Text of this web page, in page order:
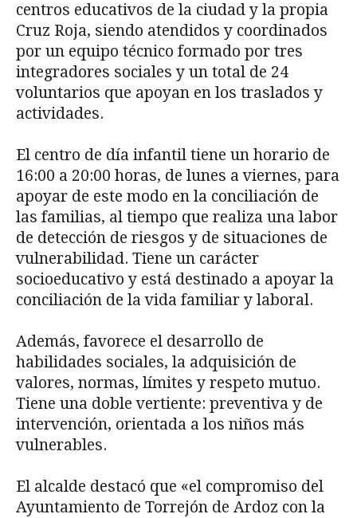
centros educativos de la ciudad y la propia
Cruz Roja, siendo atendidos y coordinados
por un equipo técnico formado por tres
integradores sociales y un total de 24
voluntarios que apoyan en los traslados y
actividades.
El centro de día infantil tiene un horario de
16:00 a 20:00 horas, de lunes a viernes, para
apoyar de este modo en la conciliación de
las familias, al tiempo que realiza una labor
de detección de riesgos y de situaciones de
vulnerabilidad. Tiene un carácter
socioeducativo y está destinado a apoyar la
conciliación de la vida familiar y laboral.
Además, favorece el desarrollo de
habilidades sociales, la adquisición de
valores, normas, límites y respeto mutuo.
Tiene una doble vertiente: preventiva y de
intervención, orientada a los niños más
vulnerables.
El alcalde destacó que «el compromiso del
Ayuntamiento de Torrejón de Ardoz con la